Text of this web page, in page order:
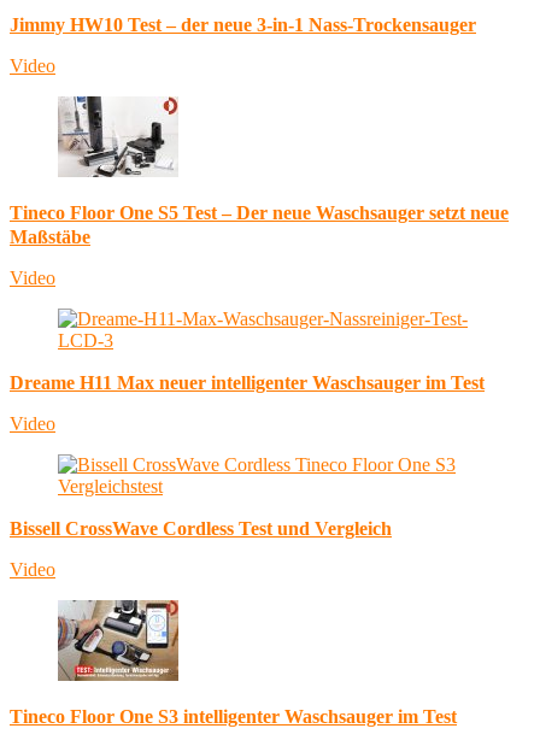
Jimmy HW10 Test – der neue 3-in-1 Nass-Trockensauger
Video
Tineco Floor One S5 Test – Der neue Waschsauger setzt neue
Maßstäbe
Video
Dreame H11 Max neuer intelligenter Waschsauger im Test
Video
Bissell CrossWave Cordless Test und Vergleich
Video
Tineco Floor One S3 intelligenter Waschsauger im Test